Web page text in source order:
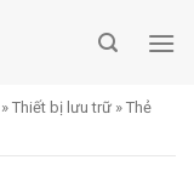
» Thiết bị lưu trữ » Thẻ